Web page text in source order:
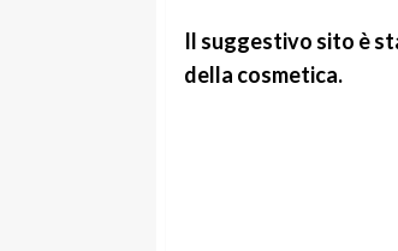
Il suggestivo sito è
della cosmetica.